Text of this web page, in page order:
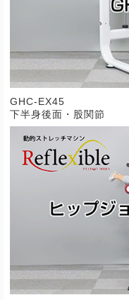
GHC-EX45
下半身後面・股関節